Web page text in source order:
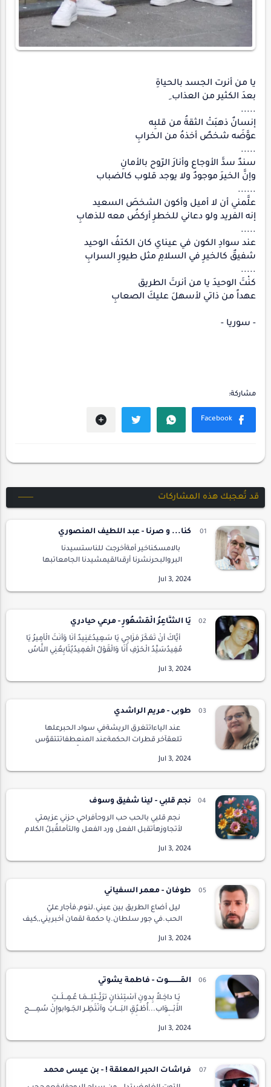
يا من أنرت الجسد بالحياةِ
بعدَ الكثير من العذاب ِ
.....
إنسانٌ ذهبَتْ الثقةُ من قلبِه
عوَّضَه شخصٌ أخذهُ من الخرابِ
.....
سندٌ سدَّ الأوجاع وأنارَ الرّوح بالأمانِ
وإنَّ الخيرَ موجودٌ ولا يوجد قلوب كالضباب
......
علَّمني أن لا أميل وأكون الشخصَ السعيد
إنه الفريد ولو دعاني للخطرِ أركضُ معه للذهابِ
.....
عند سوادِ الكون في عيناي كان الكتفُ الوحيد
شفيقٌ كالخيرِ في السلامِ مثل طيورِ السرابِ
.....
كنْتَ الوحيدَ يا من أنرتَ الطريق
عهداً من ذاتي لأسهلَ عليكَ الصعابِ
- سوريا -
قد تُعجبك هذه المشاركات
كنا... و صرنا - عبد اللطيف المنصوري
بالامسكناخير أمةأخرجت للناستسيدنا
البروالبحرنشرنا أرقىالقيمشيدنا الجامعاتبها
الامماليومصرناحثالة الاممهجرنا تعاليمربناوصرنا
نقدسالصنمنأتمر ب…
يَا الشَّاعِرُ الْمَشْهُورِ - مرعي حيادري
أَيَّاكَ أَنْ تُعَكِّرَ مَزَاجِي يَا سَعِيدُعَنِيدٌ أَنَا وَأَنْتَ الْأَمِيرُ يَا
مُفِيدُسَيِّدُ الْحَرْفِ أَنَا وَالْقَوْلُ الْعَمِيدُيُتَابِعُنِي النَّاسُ
طوبى - مريم الراشدي
عند الياءاتتغرق الريشةفي سواد الحبرعلها
تلعقآخر قطرات الحكمةعند المنعطفاتتتقوّس
بها من جللأيا بخور المعابدعطِّـر آفاق الذكرىلا ت…
نجم قلبي - لينا شفيق وسوف
نجم قلبي بالحب حب الروحأفراحي حزني عزيمتي
لأتجاوزهأتقبل الفعل ورد الفعل والتأملقُبلُ الكلام
علىأوتار النبض وأولويات الحياةلا يكف القل…
طوفان - معمر السفياني
ليل أضاع الطريق بين عيني.لنوم.فأجار عليّ
الحب.في جور سلطان.يا حكمة لقمان أخبريني,,كيف
طوفان.!!!أيها الحكيملقد تمردت تلكالمحبرة
عني,,في …
المَــــــــــوت - فاطمة يشوتي
يَـا داخِـلاً بِدونِ آسْتِئْذانٍ ترَيَّــثلِـــمَـا عُـمِــلَــتِ
الأَبْــــوَاب...أُطْـرُقِ البَـــابَ وآنْتَظِـر الجَـوابوإِنْ سُمِـــــح
فراشات الحبر المعلقة ! - بن عيسى محمد